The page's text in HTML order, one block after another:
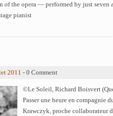
the opera — performed by just seven
pianist
2011 - 0 Comment
©Le Soleil, Richard Boisvert
Passer une heure en compagnie
Krawczyk, proche collaborateur